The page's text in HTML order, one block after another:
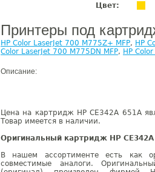
Цвет:
Принтеры под
HP Color LaserJet 700 M775Z+ MFP, HP
Color LaserJet 700 M775DN MFP, HP
Описание:
Цена на картридж HP CE342A 651A
Товар имеется в наличии.
Оригинальный картридж HP
В нашем ассортименте есть как
совместимые аналоги.